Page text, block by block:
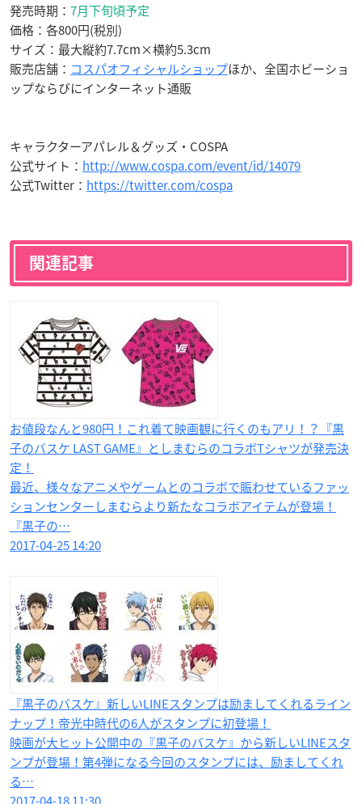
発売時期： 7月下旬頃予定
価格：各800円(税別)
サイズ：最大縦約7.7cm×横約5.3cm
販売店舗： コスパオフィシャルショップほか、全国ホビーショ
ップならびにインターネット通販
キャラクターアパレル＆グッズ・COSPA
公式サイト： http://www.cospa.com/event/id/14079
公式Twitter： https://twitter.com/cospa
関連記事
お値段なんと980円！これ着て映画観に行くのもアリ！？『黒
子のバスケ LAST GAME』としまむらのコラボTシャツが発売決
定！
最近、様々なアニメやゲームとのコラボで賑わせているファッ
ションセンターしまむらより新たなコラボアイテムが登場！
『黒子の…
2017-04-25 14:20
『黒子のバスケ』新しいLINEスタンプは励ましてくれるライン
ナップ！帝光中時代の6人がスタンプに初登場！
映画が大ヒット公開中の『黒子のバスケ』から新しいLINEスタ
ンプが登場！第4弾になる今回のスタンプには、励ましてくれ
る…